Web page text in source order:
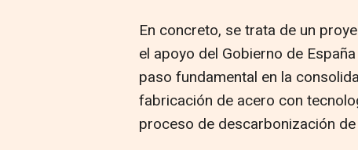
En concreto, se trata de un
el apoyo del Gobierno de
paso fundamental en la
fabricación de acero con
proceso de descarbonización